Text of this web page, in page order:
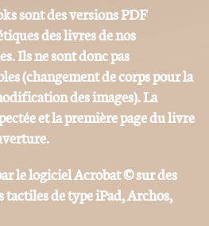
sont des versions PDF
des livres de nos
Ils ne sont donc pas
(changement de corps pour la
des images). La
et la première page du livre
le logiciel Acrobat © sur des
de type iPad, Archos,